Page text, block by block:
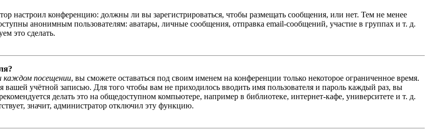
настроил конференцию: должны ли вы зарегистрироваться, чтобы размещать сообщения, или нет. Тем не менее
анонимным пользователям: аватары, личные сообщения, отправка email-сообщений, участие в группах и т. д.
это сделать.
каждом посещении, вы сможете оставаться под своим именем на конференции только некоторое ограниченное время.
вашей учётной записью. Для того чтобы вам не приходилось вводить имя пользователя и пароль каждый раз, вы
делать это на общедоступном компьютере, например в библиотеке, интернет-кафе, университете и т. д.
значит, администратор отключил эту функцию.